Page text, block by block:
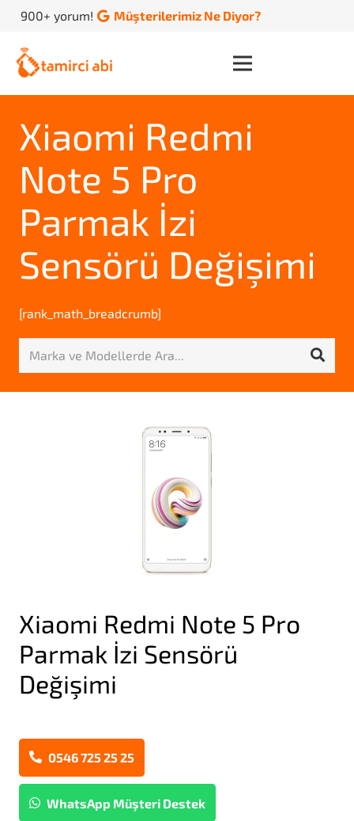
900+ yorum! Müşterilerimiz Ne Diyor?
Xiaomi Redmi
Note 5 Pro
Parmak İzi
Sensörü Değişimi
[rank_math_breadcrumb]
Xiaomi Redmi Note 5 Pro
Parmak İzi Sensörü
Değişimi
0546 725 25 25
WhatsApp Müşteri Destek